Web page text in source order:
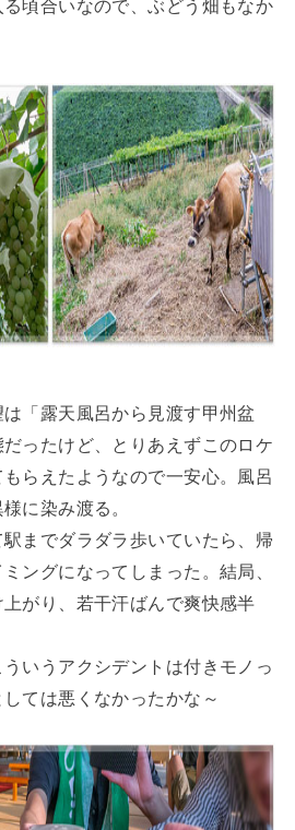
頃合いなので、ぶどう畑もなか
「露天風呂から見渡す甲州盆
ったけど、とりあえずこのロケ
らえたようなので一安心。風呂
に染み渡る。
までダラダラ歩いていたら、帰
ングになってしまった。結局、
がり、若干汗ばんで爽快感半
いうアクシデントは付きモノっ
ては悪くなかったかな～